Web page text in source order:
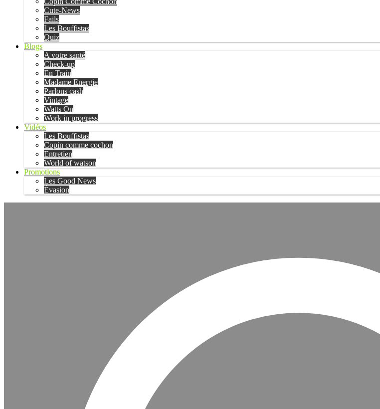
Cute-News
Fails
Les Bouffistas
Quiz
Blogs
A votre santé
Check-up
En Train
Madame Energie
Parlons cash
Vintage
Watts On
Work in progress
Vidéos
Les Bouffistas
Copin comme cochon
Entretien
World of watson
Promotions
Les Good News
Évasion